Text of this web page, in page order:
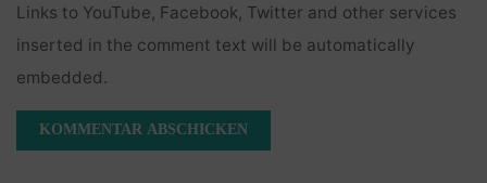
Links to YouTube, Facebook, Twitter and other services
inserted in the comment text will be automatically
embedded.